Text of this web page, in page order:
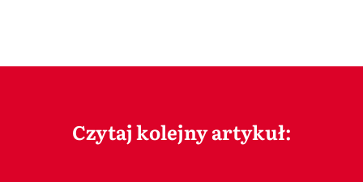
Czytaj kolejny artykuł: